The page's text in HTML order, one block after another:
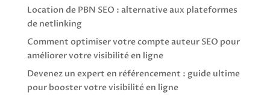
Location de PBN SEO : alternative aux plateformes
de netlinking
Comment optimiser votre compte auteur SEO pour
améliorer votre visibilité en ligne
Devenez un expert en référencement : guide ultime
pour booster votre visibilité en ligne